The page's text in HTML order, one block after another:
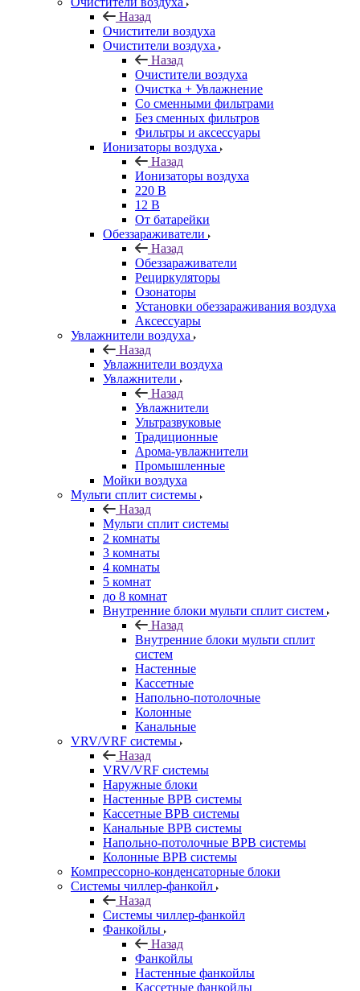
Назад
Очистители воздуха
Очистители воздуха
Назад
Очистители воздуха
Очистка + Увлажнение
Cо сменными фильтрами
Без сменных фильтров
Фильтры и аксессуары
Ионизаторы воздуха
Назад
Ионизаторы воздуха
220 В
12 В
От батарейки
Обеззараживатели
Назад
Обеззараживатели
Рециркуляторы
Озонаторы
Установки обеззараживания воздуха
Аксессуары
Увлажнители воздуха
Назад
Увлажнители воздуха
Увлажнители
Назад
Увлажнители
Ультразвуковые
Традиционные
Арома-увлажнители
Промышленные
Мойки воздуха
Мульти сплит системы
Назад
Мульти сплит системы
2 комнаты
3 комнаты
4 комнаты
5 комнат
до 8 комнат
Внутренние блоки мульти сплит систем
Назад
Внутренние блоки мульти сплит
систем
Настенные
Кассетные
Напольно-потолочные
Колонные
Канальные
VRV/VRF системы
Назад
VRV/VRF системы
Наружные блоки
Настенные ВРВ системы
Кассетные ВРВ системы
Канальные ВРВ системы
Напольно-потолочные ВРВ системы
Колонные ВРВ системы
Компрессорно-конденсаторные блоки
Системы чиллер-фанкойл
Назад
Системы чиллер-фанкойл
Фанкойлы
Назад
Фанкойлы
Настенные фанкойлы
Кассетные фанкойлы